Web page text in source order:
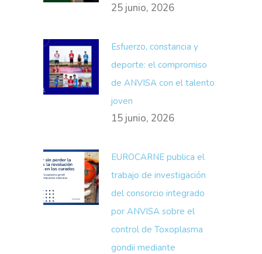
25 junio, 2026
Esfuerzo, constancia y
deporte: el compromiso
de ANVISA con el talento
joven
15 junio, 2026
EUROCARNE publica el
trabajo de investigación
del consorcio integrado
por ANVISA sobre el
control de Toxoplasma
gondii mediante